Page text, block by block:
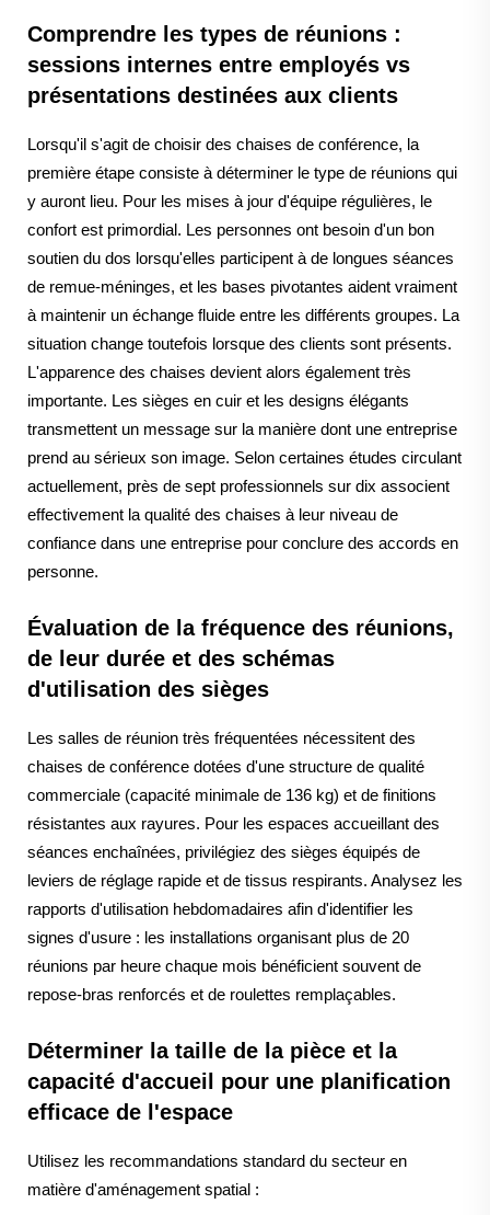
Comprendre les types de réunions :
sessions internes entre employés vs
présentations destinées aux clients
Lorsqu'il s'agit de choisir des chaises de conférence, la
première étape consiste à déterminer le type de réunions qui
y auront lieu. Pour les mises à jour d'équipe régulières, le
confort est primordial. Les personnes ont besoin d'un bon
soutien du dos lorsqu'elles participent à de longues séances
de remue-méninges, et les bases pivotantes aident vraiment
à maintenir un échange fluide entre les différents groupes. La
situation change toutefois lorsque des clients sont présents.
L'apparence des chaises devient alors également très
importante. Les sièges en cuir et les designs élégants
transmettent un message sur la manière dont une entreprise
prend au sérieux son image. Selon certaines études circulant
actuellement, près de sept professionnels sur dix associent
effectivement la qualité des chaises à leur niveau de
confiance dans une entreprise pour conclure des accords en
personne.
Évaluation de la fréquence des réunions,
de leur durée et des schémas
d'utilisation des sièges
Les salles de réunion très fréquentées nécessitent des
chaises de conférence dotées d'une structure de qualité
commerciale (capacité minimale de 136 kg) et de finitions
résistantes aux rayures. Pour les espaces accueillant des
séances enchaînées, privilégiez des sièges équipés de
leviers de réglage rapide et de tissus respirants. Analysez les
rapports d'utilisation hebdomadaires afin d'identifier les
signes d'usure : les installations organisant plus de 20
réunions par heure chaque mois bénéficient souvent de
repose-bras renforcés et de roulettes remplaçables.
Déterminer la taille de la pièce et la
capacité d'accueil pour une planification
efficace de l'espace
Utilisez les recommandations standard du secteur en
matière d'aménagement spatial :